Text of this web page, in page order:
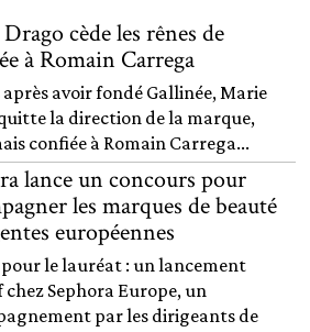
cède les rênes de
à Romain Carrega
après avoir fondé Gallinée, Marie
la direction de la marque,
confiée à Romain Carrega...
lance un concours pour
les marques de beauté
européennes
pour le lauréat : un lancement
chez Sephora Europe, un
par les dirigeants de